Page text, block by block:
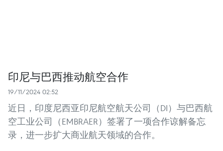
印尼与巴西推动航空合作
19/11/2024 02:52
近日，印度尼西亚印尼航空航天公司（DI）与巴西航
空工业公司（EMBRAER）签署了一项合作谅解备忘
录，进一步扩大商业航天领域的合作。